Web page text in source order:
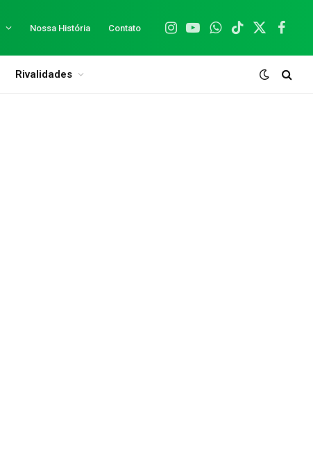
Nossa História Contato
Instagram
YouTubeWhatsApp
TikTok
X
Rivalidades